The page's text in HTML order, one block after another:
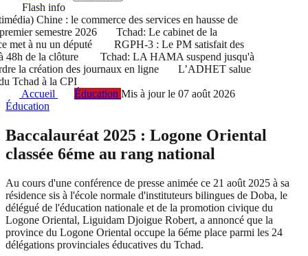
Flash info
Chine : le commerce des services en hausse de
semestre 2026
Tchad: Le cabinet de la
met à nu un député
RGPH-3 : Le PM satisfait des
de la clôture
Tchad: LA HAMA suspend jusqu'à
la création des journaux en ligne
L’ADHET salue
Tchad à la CPI
Accueil
Éducation Mis à jour le 07 août 2026
Éducation
Baccalauréat 2025 : Logone Oriental
classée 6éme au rang national
Au cours d'une conférence de presse animée ce 21 août 2025 à sa
résidence sis à l'école normale d'instituteurs bilingues de Doba, le
délégué de l'éducation nationale et de la promotion civique du
Logone Oriental, Liguidam Djoigue Robert, a annoncé que la
province du Logone Oriental occupe la 6éme place parmi les 24
délégations provinciales éducatives du Tchad.